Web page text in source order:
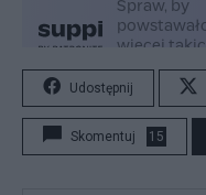
Udostępnij
Skomentuj 15